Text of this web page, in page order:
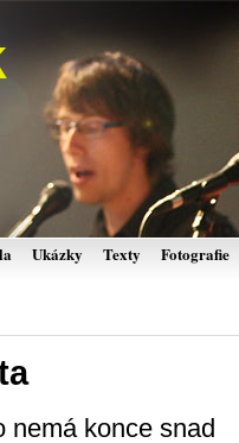
Ukázky Texty Fotografie
nemá konce snad